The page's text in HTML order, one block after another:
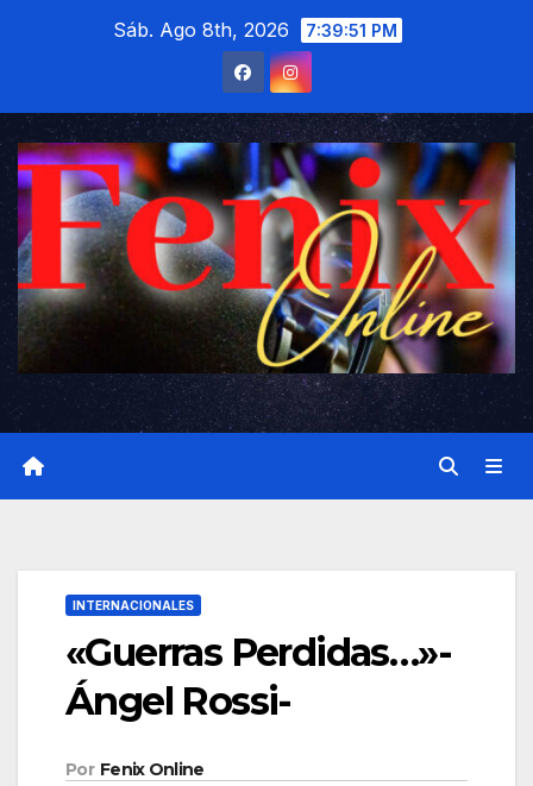
Sáb. Ago 8th, 2026 7:39:52 PM
INTERNACIONALES
«Guerras Perdidas…»-
Ángel Rossi-
Por Fenix Online